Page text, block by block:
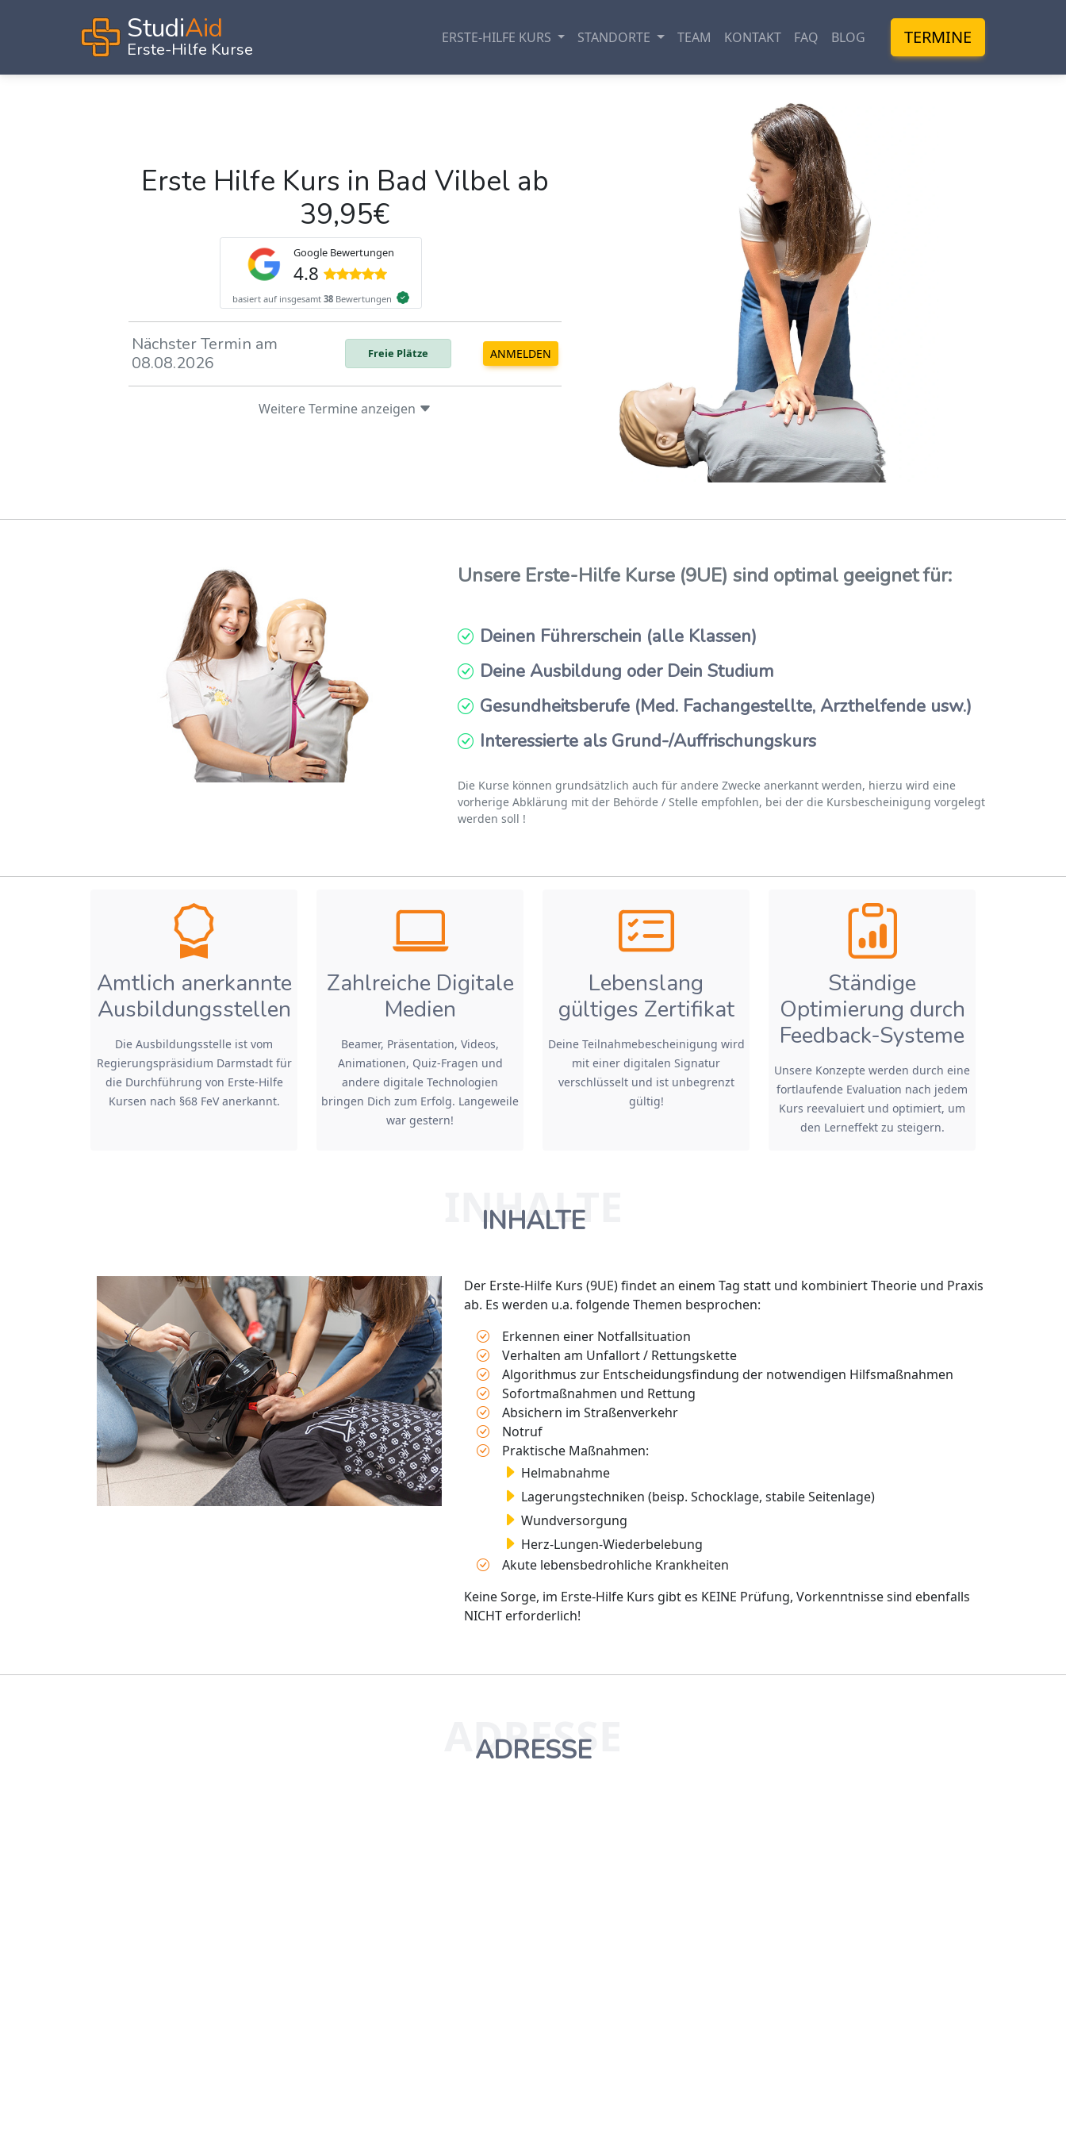
StudiAid
Erste-Hilfe Kurse
ERSTE-HILFE KURS STANDORTE TEAM KONTAKT FAQ BLOG TERMINE
Erste Hilfe Kurs in Bad Vilbel ab
39,95€
4.8
basiert auf insgesamt38Bewertungen
Nächster Termin am
08.08.2026
Freie Plätze ANMELDEN
Weitere Termine anzeigen
Unsere Erste-Hilfe Kurse (9UE) sind optimal geeignet für:
Deinen Führerschein (alle Klassen)
Deine Ausbildung oder Dein Studium
Gesundheitsberufe (Med. Fachangestellte, Arzthelfende usw.)
Interessierte als Grund-/Auffrischungskurs
Die Kurse können grundsätzlich auch für andere Zwecke anerkannt werden, hierzu wird eine
vorherige Abklärung mit der Behörde / Stelle empfohlen, bei der die Kursbescheinigung vorgelegt
werden soll !
Amtlich anerkannte
Ausbildungsstellen
Die Ausbildungsstelle ist vom
Regierungspräsidium Darmstadt für
die Durchführung von Erste-Hilfe
Kursen nach §68 FeV anerkannt.
Zahlreiche Digitale
Medien
Beamer, Präsentation, Videos,
Animationen, Quiz-Fragen und
andere digitale Technologien
bringen Dich zum Erfolg. Langeweile
war gestern!
Lebenslang
gültiges Zertifikat
Deine Teilnahmebescheinigung wird
mit einer digitalen Signatur
verschlüsselt und ist unbegrenzt
gültig!
Ständige
Optimierung durch
Feedback-Systeme
Unsere Konzepte werden durch eine
fortlaufende Evaluation nach jedem
Kurs reevaluiert und optimiert, um
den Lerneffekt zu steigern.
INHALTE
INHALTE
Der Erste-Hilfe Kurs (9UE) findet an einem Tag statt und kombiniert Theorie und Praxis
ab. Es werden u.a. folgende Themen besprochen:
Erkennen einer Notfallsituation
Verhalten am Unfallort / Rettungskette
Algorithmus zur Entscheidungsfindung der notwendigen Hilfsmaßnahmen
Sofortmaßnahmen und Rettung
Absichern im Straßenverkehr
Notruf
Praktische Maßnahmen:
Helmabnahme
Lagerungstechniken (beisp. Schocklage, stabile Seitenlage)
Wundversorgung
Herz-Lungen-Wiederbelebung
Akute lebensbedrohliche Krankheiten
Keine Sorge, im Erste-Hilfe Kurs gibt es KEINE Prüfung, Vorkenntnisse sind ebenfalls
NICHT erforderlich!
ADRESSE
ADRESSE